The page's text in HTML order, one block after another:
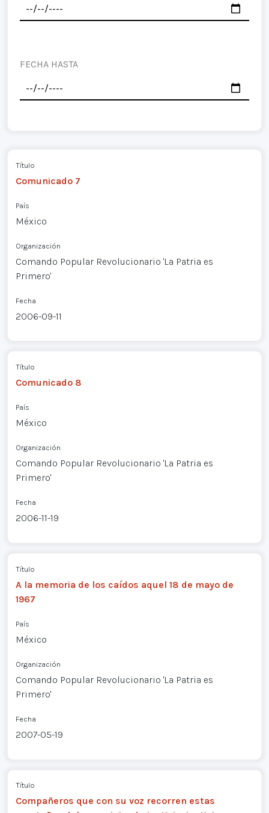
FECHA HASTA
Título
Comunicado 7
País
México
Organización
Comando Popular Revolucionario 'La Patria es
Primero'
Fecha
2006-09-11
Título
Comunicado 8
País
México
Organización
Comando Popular Revolucionario 'La Patria es
Primero'
Fecha
2006-11-19
Título
A la memoria de los caídos aquel 18 de mayo de
1967
País
México
Organización
Comando Popular Revolucionario 'La Patria es
Primero'
Fecha
2007-05-19
Título
Compañeros que con su voz recorren estas